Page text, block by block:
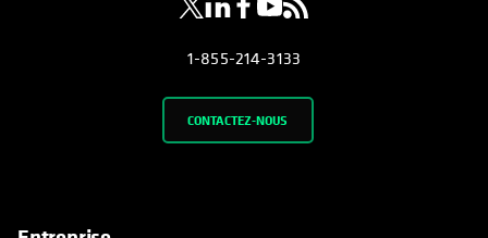
1-855-214-3133
CONTACTEZ-NOUS